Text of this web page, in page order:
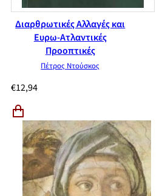
Διαρθρωτικές Αλλαγές και
Ευρω-Ατλαντικές
Προοπτικές
Πέτρος Ντούσκος
€12,94